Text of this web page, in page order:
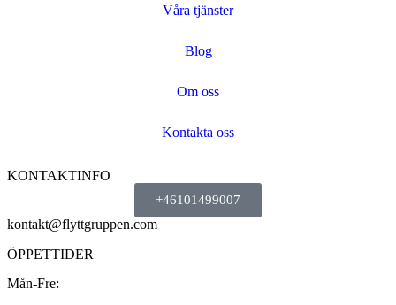
Våra tjänster
Blog
Om oss
Kontakta oss
KONTAKTINFO
+46101499007
kontakt@flyttgruppen.com
ÖPPETTIDER
Mån-Fre: